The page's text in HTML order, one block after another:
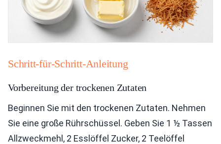
Schritt-für-Schritt-Anleitung
Vorbereitung der trockenen Zutaten
Beginnen Sie mit den trockenen Zutaten. Nehmen
Sie eine große Rührschüssel. Geben Sie 1 ½ Tassen
Allzweckmehl, 2 Esslöffel Zucker, 2 Teelöffel